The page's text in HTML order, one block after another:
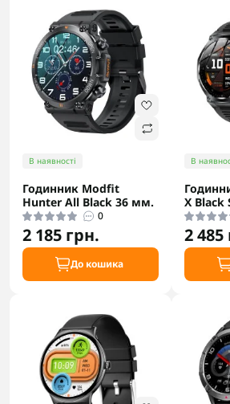
В наявності
Годинник Modfit
Hunter All Black 36 мм.
0
2 185 грн.
До кошика
В
X Black
2 485